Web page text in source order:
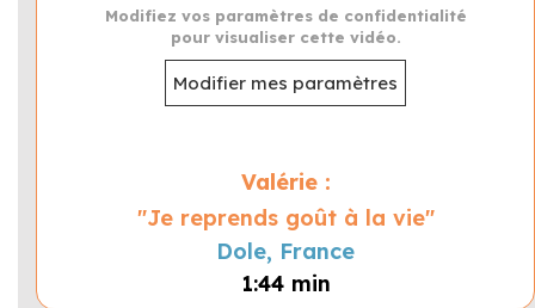
Modifiez vos paramètres de confidentialité
pour visualiser cette vidéo.
Modifier mes paramètres
Valérie :
"Je reprends goût à la vie"
Dole, France
1:44 min